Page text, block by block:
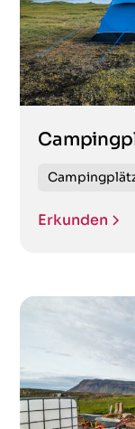
Erkunden